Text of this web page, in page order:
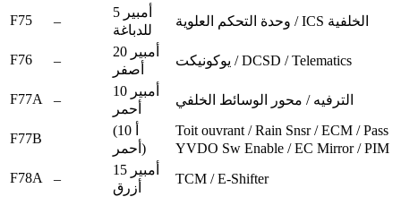
F75
–
5 أمبير
للدباغة
وحدة التحكم العلوية / ICS الخلفية
F76 –
20 أمبير
أصفر
يوكونيكت / DCSD / Telematics
F77A –
10 أمبير
أحمر
الترفيه / محور الوسائط الخلفي
F77B
(10 أ
أحمر)
Toit ouvrant / Rain Snsr / ECM / Pass
YVDO Sw Enable / EC Mirror / PIM
F78A
–
15 أمبير
أزرق
TCM / E-Shifter